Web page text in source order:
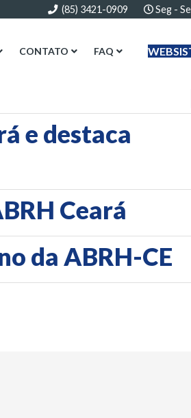
(85) 3421-0909 Seg -
CONTATO FAQ
e destaca
Ceará
da ABRH-CE